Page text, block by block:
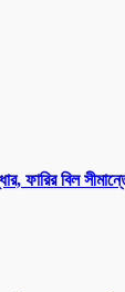
ফারির বিল